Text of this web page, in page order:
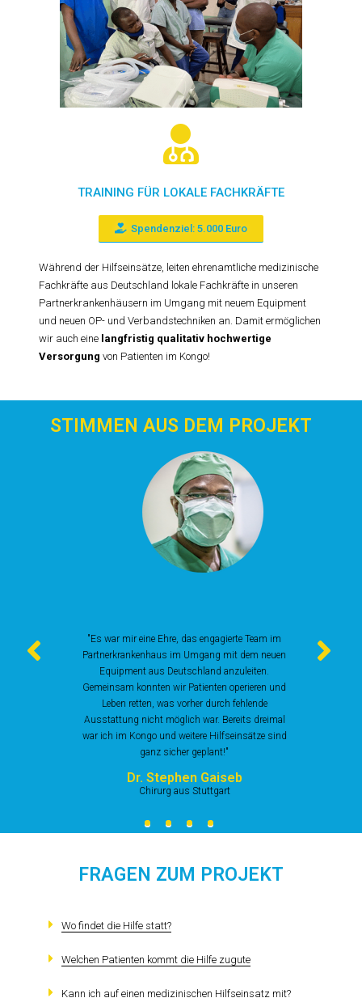
TRAINING FÜR LOKALE FACHKRÄFTE
Spendenziel: 5.000 Euro
Während der Hilfseinsätze, leiten ehrenamtliche medizinische
Fachkräfte aus Deutschland lokale Fachkräfte in unseren
Partnerkrankenhäusern im Umgang mit neuem Equipment
und neuen OP- und Verbandstechniken an. Damit ermöglichen
wir auch eine langfristig qualitativ hochwertige
Versorgung von Patienten im Kongo!
STIMMEN AUS DEM PROJEKT
"Es war mir eine Ehre, das engagierte Team im
Partnerkrankenhaus im Umgang mit dem neuen
Equipment aus Deutschland anzuleiten.
Gemeinsam konnten wir Patienten operieren und
Leben retten, was vorher durch fehlende
Ausstattung nicht möglich war. Bereits dreimal
war ich im Kongo und weitere Hilfseinsätze sind
ganz sicher geplant!"
Dr. Stephen Gaiseb
Chirurg aus Stuttgart
FRAGEN ZUM PROJEKT
Wo findet die Hilfe statt?
Welchen Patienten kommt die Hilfe zugute
Kann ich auf einen medizinischen Hilfseinsatz mit?